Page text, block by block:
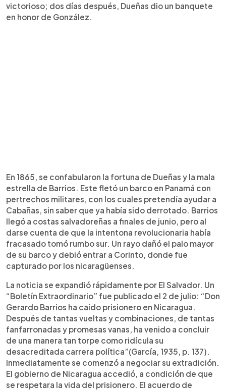
victorioso; dos días después, Dueñas dio un banquete
en honor de González.
En 1865, se confabularon la fortuna de Dueñas y la mala
estrella de Barrios. Este fletó un barco en Panamá con
pertrechos militares, con los cuales pretendía ayudar a
Cabañas, sin saber que ya había sido derrotado. Barrios
llegó a costas salvadoreñas a finales de junio, pero al
darse cuenta de que la intentona revolucionaria había
fracasado tomó rumbo sur. Un rayo dañó el palo mayor
de su barco y debió entrar a Corinto, donde fue
capturado por los nicaragüenses.
La noticia se expandió rápidamente por El Salvador. Un
“Boletín Extraordinario” fue publicado el 2 de julio: “Don
Gerardo Barrios ha caído prisionero en Nicaragua.
Después de tantas vueltas y combinaciones, de tantas
fanfarronadas y promesas vanas, ha venido a concluir
de una manera tan torpe como ridícula su
desacreditada carrera política”(García, 1935, p. 137).
Inmediatamente se comenzó a negociar su extradición.
El gobierno de Nicaragua accedió, a condición de que
se respetara la vida del prisionero. El acuerdo de